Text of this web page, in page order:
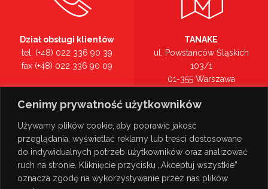
Cenimy prywatność użytkowników
Używamy plików cookie, aby poprawić jakość
przeglądania, wyświetlać reklamy lub treści dostosowane
do indywidualnych potrzeb użytkowników oraz analizować
ruch na stronie. Kliknięcie przycisku „Akceptuj wszystkie”
oznacza zgodę na wykorzystywanie przez nas plików
Dział obsługi klientów
tel. (+48) 022 336 90 39
fax (+48) 022 336 90 09
tel. (+48) 022 336 90 00
TANAKE
ul. Powstańców Śląskich
103/1
01-355 Warszawa
Zobacz na mapie >